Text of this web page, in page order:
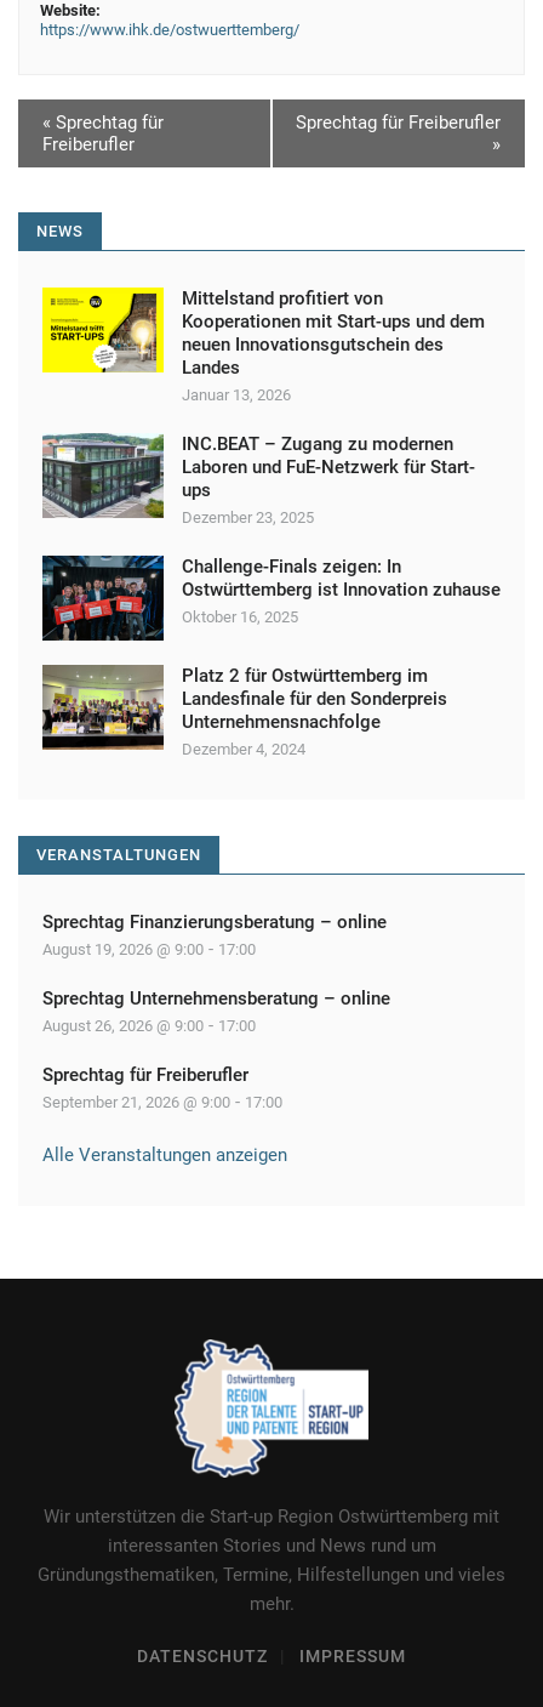
Website:
https://www.ihk.de/ostwuerttemberg/
t
i
« Sprechtag für
Freiberufler
Sprechtag für Freiberufler
»
NEWS
Mittelstand profitiert von
Kooperationen mit Start-ups und dem
neuen Innovationsgutschein des
Landes
Januar 13, 2026
INC.BEAT – Zugang zu modernen
Laboren und FuE-Netzwerk für Start-
ups
Dezember 23, 2025
Challenge-Finals zeigen: In
Ostwürttemberg ist Innovation zuhause
Oktober 16, 2025
Platz 2 für Ostwürttemberg im
Landesfinale für den Sonderpreis
Unternehmensnachfolge
Dezember 4, 2024
VERANSTALTUNGEN
Sprechtag Finanzierungsberatung – online
August 19, 2026 @ 9:00 - 17:00
Sprechtag Unternehmensberatung – online
August 26, 2026 @ 9:00 - 17:00
Sprechtag für Freiberufler
September 21, 2026 @ 9:00 - 17:00
Alle Veranstaltungen anzeigen
Wir unterstützen die Start-up Region Ostwürttemberg mit
interessanten Stories und News rund um
Gründungsthematiken, Termine, Hilfestellungen und vieles
mehr.
DATENSCHUTZ IMPRESSUM